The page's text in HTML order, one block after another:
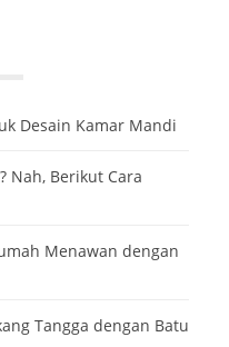
Desain Kamar Mandi
Nah, Berikut Cara
Menawan dengan
Tangga dengan Batu